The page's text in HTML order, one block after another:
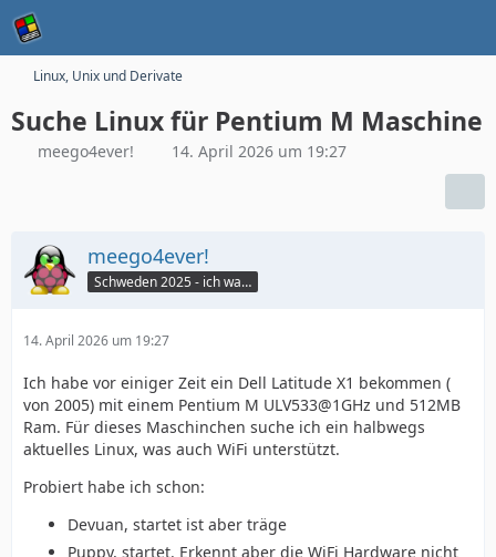
Linux, Unix und Derivate
Suche Linux für Pentium M Maschine
meego4ever! 14. April 2026 um 19:27
meego4ever!
Schweden 2025 - ich war da :seufz:
14. April 2026 um 19:27
Ich habe vor einiger Zeit ein Dell Latitude X1 bekommen (
von 2005) mit einem Pentium M ULV533@1GHz und 512MB
Ram. Für dieses Maschinchen suche ich ein halbwegs
aktuelles Linux, was auch WiFi unterstützt.
Probiert habe ich schon:
Devuan, startet ist aber träge
Puppy, startet. Erkennt aber die WiFi Hardware nicht